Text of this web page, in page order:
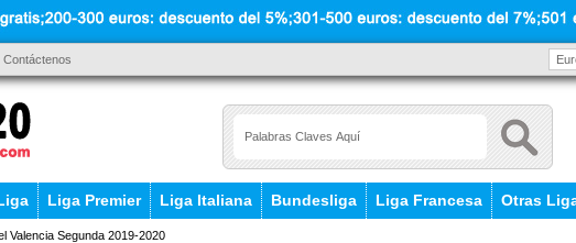
Contáctenos
Liga Premier Liga Italiana Bundesliga Liga Francesa Otras
Valencia Segunda 2019-2020